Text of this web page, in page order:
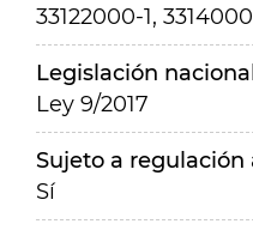
33122000-1,
Legislación
Ley 9/2017
Sujeto a regulación
Sí